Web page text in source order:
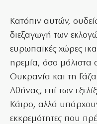
Κατόπιν αυτών,
διεξαγωγή των
ευρωπαϊκές χώρες
ηρεμία, όσο μάλιστα
Ουκρανία και τη
Αθήνας, επί των
Κάιρο, αλλά
εκκρεμότητες που